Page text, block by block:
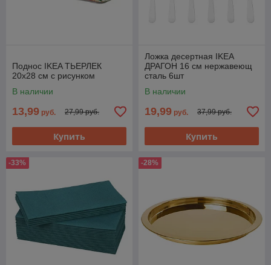
Поднос IKEA ТЬЕРЛЕК
20x28 см с рисунком
В наличии
13,99 руб. 27,99 руб.
Купить
Ложка десертная IKEA
ДРАГОН 16 см нержавеющ
сталь 6шт
В наличии
19,99 руб. 37,99 руб.
Купить
-33% -28%